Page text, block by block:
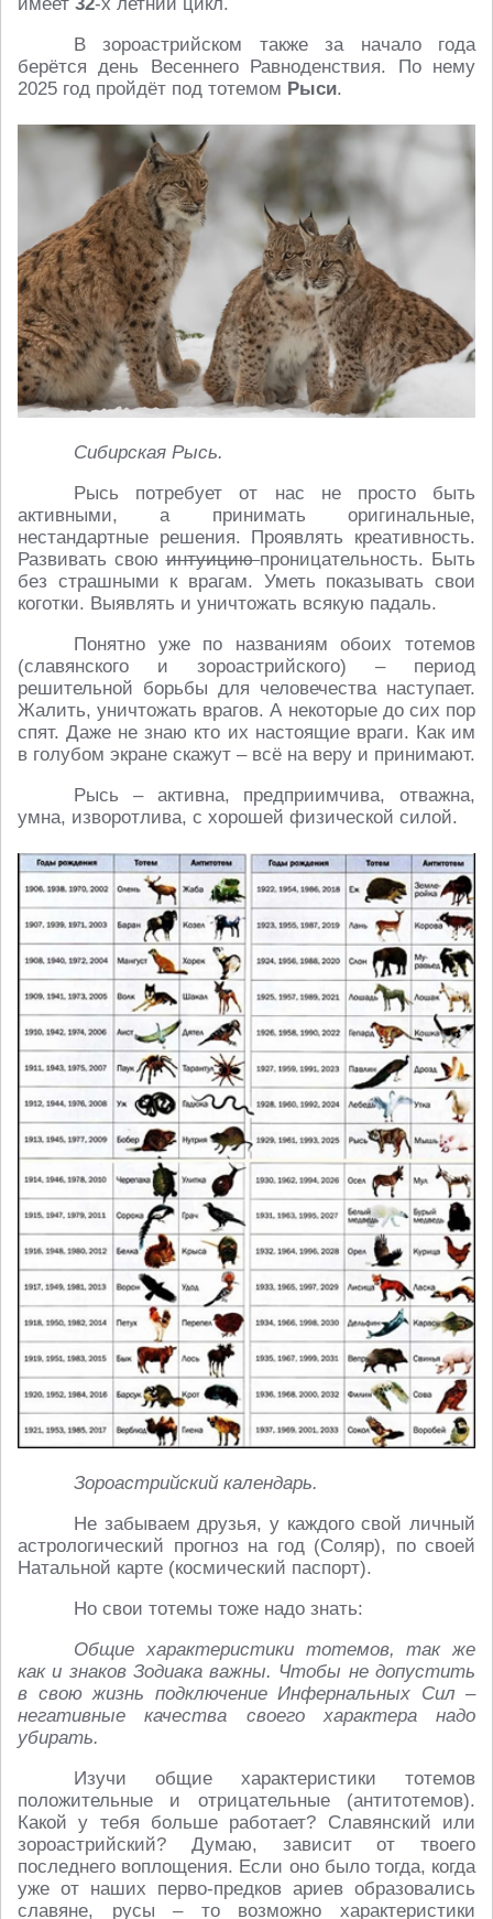
В зороастрийском также за начало года
берётся день Весеннего Равноденствия. По нему
2025 год пройдёт под тотемом Рыси.
Сибирская Рысь.
Рысь потребует от нас не просто быть
активными, а принимать оригинальные,
нестандартные решения. Проявлять креативность.
Развивать своюинтуициюпроницательность. Быть
без страшными к врагам. Уметь показывать свои
коготки. Выявлять и уничтожать всякую падаль.
Понятно уже по названиям обоих тотемов
(славянского и зороастрийского) – период
решительной борьбы для человечества наступает.
Жалить, уничтожать врагов. А некоторые до сих пор
спят. Даже не знаю кто их настоящие враги. Как им
в голубом экране скажут – всё на веру и принимают.
Рысь – активна, предприимчива, отважна,
умна, изворотлива, с хорошей физической силой.
Зороастрийский календарь.
Не забываем друзья, у каждого свой личный
астрологический прогноз на год (Соляр), по своей
Натальной карте (космический паспорт).
Но свои тотемы тоже надо знать:
Общие характеристики тотемов, так же
как и знаков Зодиака важны. Чтобы не допустить
в свою жизнь подключение Инфернальных Сил –
негативные качества своего характера надо
убирать.
Изучи общие характеристики тотемов
положительные и отрицательные (антитотемов).
Какой у тебя больше работает? Славянский или
зороастрийский? Думаю, зависит от твоего
последнего воплощения. Если оно было тогда, когда
уже от наших перво-предков ариев образовались
славяне, русы – то возможно характеристики